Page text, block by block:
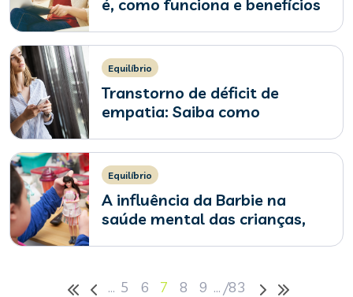
é, como funciona e benefícios
Equilíbrio
Transtorno de déficit de
empatia: Saiba como
Equilíbrio
A influência da Barbie na
saúde mental das crianças,
… 5 6 7 8 9 … /83